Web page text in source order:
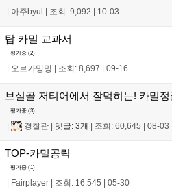
| 아주byul | 조회: 9,092 | 10-03
탑 카밀 교과서
평가중 (2)
오르카밍밍 조회: 8,697 09-16
브실골 저티어에서 잘먹히는! 카밀정
평가중 (3)
| 경찰관 | 댓글: 3개 | 조회: 60,645 | 08-03
TOP-카밀공략
평가중 (1)
Fairplayer 조회: 16,545 05-30